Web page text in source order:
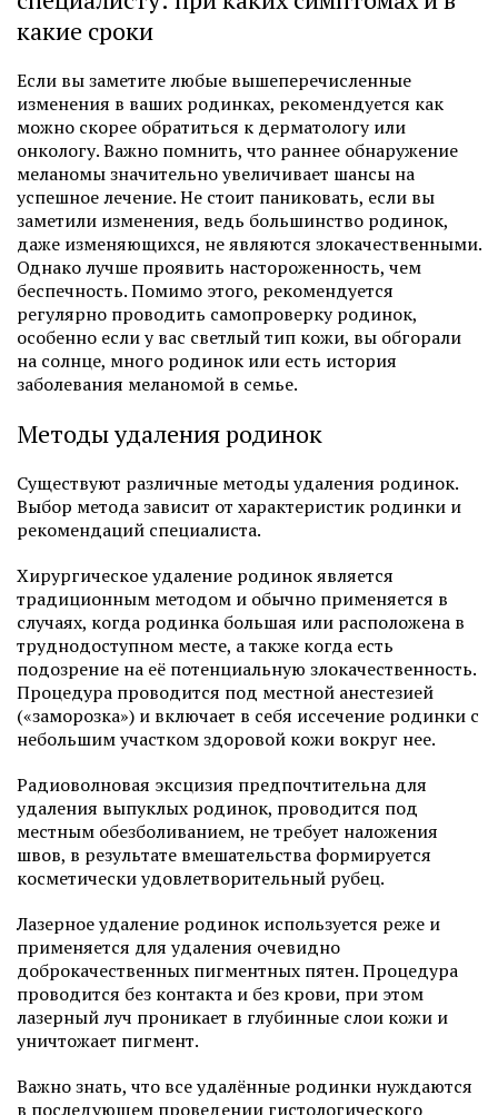
какие сроки
Если вы заметите любые вышеперечисленные
изменения в ваших родинках, рекомендуется как
можно скорее обратиться к дерматологу или
онкологу. Важно помнить, что раннее обнаружение
меланомы значительно увеличивает шансы на
успешное лечение. Не стоит паниковать, если вы
заметили изменения, ведь большинство родинок,
даже изменяющихся, не являются злокачественными.
Однако лучше проявить настороженность, чем
беспечность. Помимо этого, рекомендуется
регулярно проводить самопроверку родинок,
особенно если у вас светлый тип кожи, вы обгорали
на солнце, много родинок или есть история
заболевания меланомой в семье.
Методы удаления родинок
Существуют различные методы удаления родинок.
Выбор метода зависит от характеристик родинки и
рекомендаций специалиста.
Хирургическое удаление родинок является
традиционным методом и обычно применяется в
случаях, когда родинка большая или расположена в
труднодоступном месте, а также когда есть
подозрение на её потенциальную злокачественность.
Процедура проводится под местной анестезией
(«заморозка») и включает в себя иссечение родинки с
небольшим участком здоровой кожи вокруг нее.
Радиоволновая эксцизия предпочтительна для
удаления выпуклых родинок, проводится под
местным обезболиванием, не требует наложения
швов, в результате вмешательства формируется
косметически удовлетворительный рубец.
Лазерное удаление родинок используется реже и
применяется для удаления очевидно
доброкачественных пигментных пятен. Процедура
проводится без контакта и без крови, при этом
лазерный луч проникает в глубинные слои кожи и
уничтожает пигмент.
Важно знать, что все удалённые родинки нуждаются
в последующем проведении гистологического